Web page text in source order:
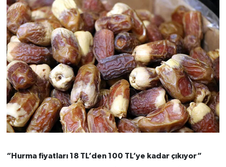
“Hurma fiyatları 18 TL’den 100 TL’ye kadar çıkıyor”